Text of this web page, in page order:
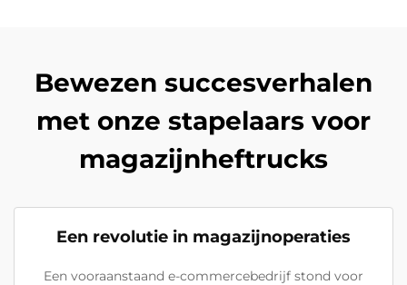
Bewezen succesverhalen
met onze stapelaars voor
magazijnheftrucks
Een revolutie in magazijnoperaties
Een vooraanstaand e-commercebedrijf stond voor